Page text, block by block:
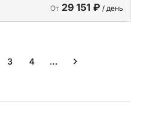
От 29 151 ₽ / день
3 4 …